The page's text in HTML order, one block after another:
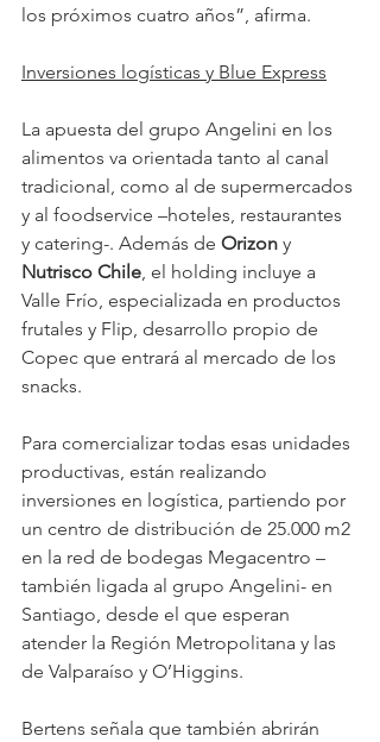
los próximos cuatro años”, afirma.
Inversiones logísticas y Blue Express
La apuesta del grupo Angelini en los
alimentos va orientada tanto al canal
tradicional, como al de supermercados
y al foodservice –hoteles, restaurantes
y catering-. Además de Orizon y
Nutrisco Chile, el holding incluye a
Valle Frío, especializada en productos
frutales y Flip, desarrollo propio de
Copec que entrará al mercado de los
snacks.
Para comercializar todas esas unidades
productivas, están realizando
inversiones en logística, partiendo por
un centro de distribución de 25.000 m2
en la red de bodegas Megacentro –
también ligada al grupo Angelini- en
Santiago, desde el que esperan
atender la Región Metropolitana y las
de Valparaíso y O’Higgins.
Bertens señala que también abrirán